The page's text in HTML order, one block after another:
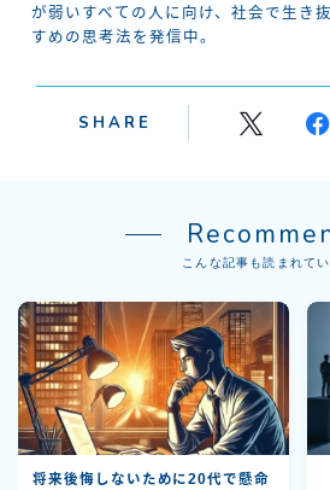
が弱いすべての人に向け、社会で生き
すめの思考法を発信中。
SHARE
こんな記事も読まれて
将来後悔しないために20代で懸命